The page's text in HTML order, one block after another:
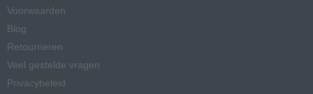
Voorwaarden
Blog
Retourneren
Veel gestelde vragen
Privacybeleid